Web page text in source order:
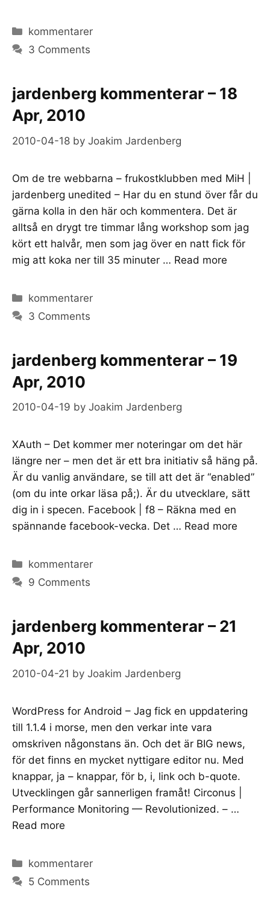
Categories
kommentarer
3 Comments
jardenberg kommenterar – 18
Apr, 2010
2010-04-18 by Joakim Jardenberg
Om de tre webbarna – frukostklubben med MiH |
jardenberg unedited – Har du en stund över får du
gärna kolla in den här och kommentera. Det är
alltså en drygt tre timmar lång workshop som jag
kört ett halvår, men som jag över en natt fick för
mig att koka ner till 35 minuter … Read more
Categories
kommentarer
3 Comments
jardenberg kommenterar – 19
Apr, 2010
2010-04-19 by Joakim Jardenberg
XAuth – Det kommer mer noteringar om det här
längre ner – men det är ett bra initiativ så häng på.
Är du vanlig användare, se till att det är “enabled”
(om du inte orkar läsa på;). Är du utvecklare, sätt
dig in i specen. Facebook | f8 – Räkna med en
spännande facebook-vecka. Det … Read more
Categories
kommentarer
9 Comments
jardenberg kommenterar – 21
Apr, 2010
2010-04-21 by Joakim Jardenberg
WordPress for Android – Jag fick en uppdatering
till 1.1.4 i morse, men den verkar inte vara
omskriven någonstans än. Och det är BIG news,
för det finns en mycket nyttigare editor nu. Med
knappar, ja – knappar, för b, i, link och b-quote.
Utvecklingen går sannerligen framåt! Circonus |
Performance Monitoring — Revolutionized. – …
Read more
Categories
kommentarer
5 Comments